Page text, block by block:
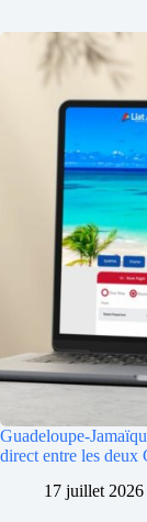
Guadeloupe-
direct entre les deux
17 juillet 2026